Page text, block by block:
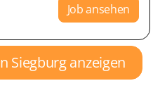
Job ansehen
Siegburg anzeigen